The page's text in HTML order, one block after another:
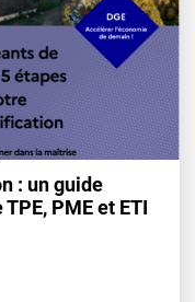
: un guide
PME et ETI